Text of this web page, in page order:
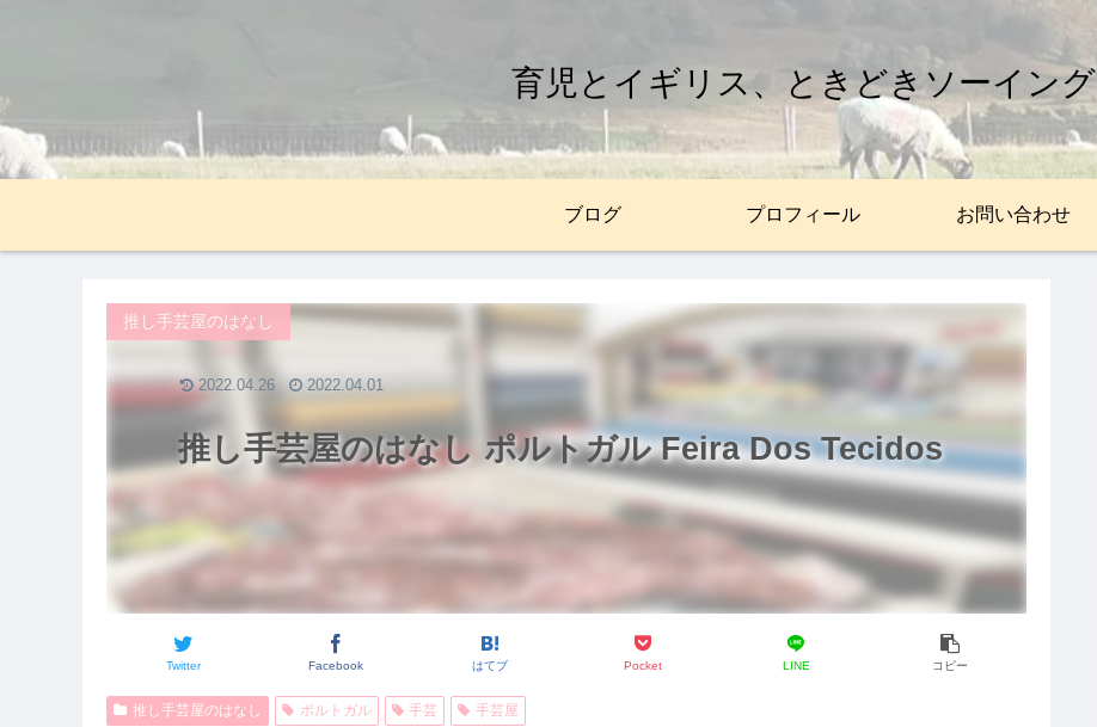
育児とイギリス、ときどきソーイング
ブログ プロフィール お問い合わせ
推し手芸屋のはなし ポルトガル Feira Dos Tecidos
推し手芸屋のはなし
Twitter Facebook はてブ Pocket LINE コピー
2022.04.26 2022.04.01
推し手芸屋のはなし ポルトガル 手芸 手芸屋